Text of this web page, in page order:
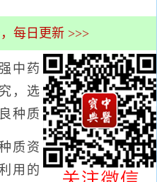
每日更新 >>>
中药
，选
种质
质资
用的